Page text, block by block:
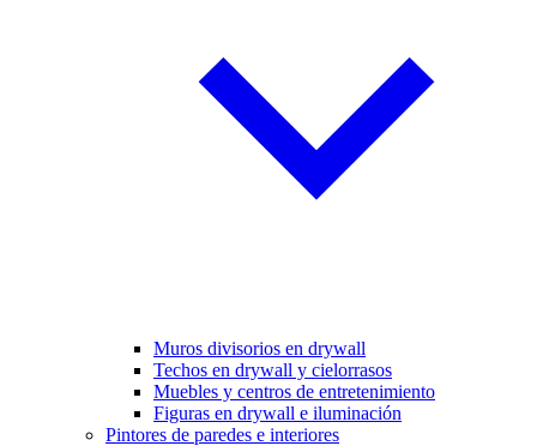
Muros divisorios en drywall
Techos en drywall y cielorrasos
Muebles y centros de entretenimiento
Figuras en drywall e iluminación
Pintores de paredes e interiores